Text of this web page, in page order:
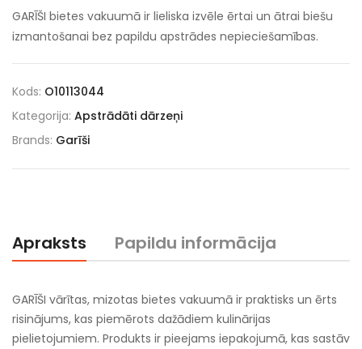
GARĪŠI bietes vakuumā ir lieliska izvēle ērtai un ātrai biešu
izmantošanai bez papildu apstrādes nepieciešamības.
Kods: O10113044
Kategorija: Apstrādāti dārzeņi
Brands: Garīši
Apraksts Papildu informācija
GARĪŠI vārītas, mizotas bietes vakuumā ir praktisks un ērts
risinājums, kas piemērots dažādiem kulinārijas
pielietojumiem. Produkts ir pieejams iepakojumā, kas sastāv